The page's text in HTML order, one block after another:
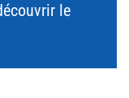
le